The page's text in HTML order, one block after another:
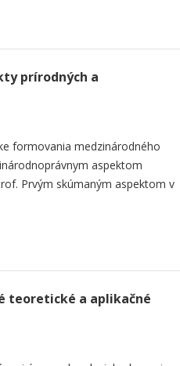
prírodných a
formovania medzinárodného
aspektom
Prvým skúmaným aspektom v
teoretické a aplikačné